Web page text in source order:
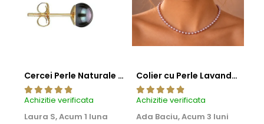
Cercei Perle Naturale Negre 5-6 mm, Buton AAA, Aur 14K (aur 585), Tip Șurub | KASKADDA®
Achizitie verificata
Laura S,Acum 1 luna
Colier cu Perle Lavanda la Baza Gatului, de 4-5 mm, Perle Rare, Calitate AAA+, Aur 14K | KASKADDA®
Achizitie verificata
Ada Baciu,Acum 3 luni